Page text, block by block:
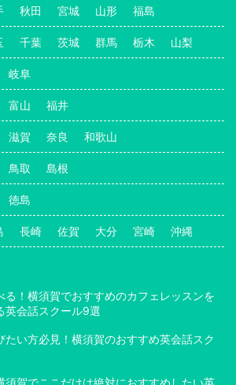
秋田 宮城 山形 福島
千葉 茨城 群馬 栃木 山梨
岐阜
富山 福井
滋賀 奈良 和歌山
鳥取 島根
徳島
長崎 佐賀 大分 宮崎 沖縄
る！横須賀でおすすめのカフェレッスンを
英会話スクール9選
たい方必見！横須賀のおすすめ英会話スク
須賀でここだけは絶対におすすめしたい英